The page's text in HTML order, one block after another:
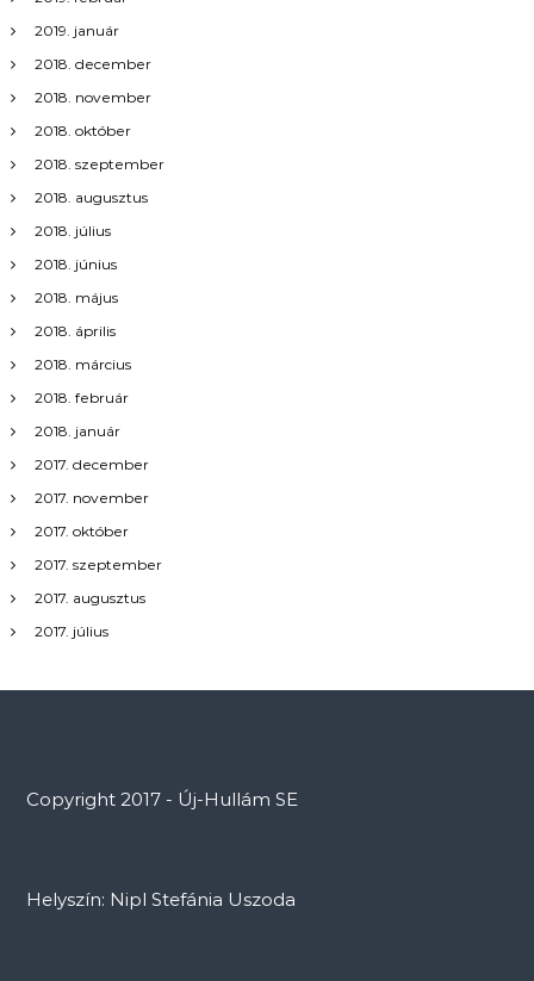
2019. január
2018. december
2018. november
2018. október
2018. szeptember
2018. augusztus
2018. július
2018. június
2018. május
2018. április
2018. március
2018. február
2018. január
2017. december
2017. november
2017. október
2017. szeptember
2017. augusztus
2017. július
Copyright 2017 - Új-Hullám SE
Helyszín: Nipl Stefánia Uszoda